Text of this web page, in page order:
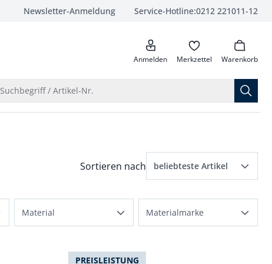
Newsletter-Anmeldung Service-Hotline:0212 221011-12
anrufen
Anmelden Merkzettel Warenkorb
Suchbegriff / Artikel-Nr.
Menü Sortierung: beliebteste Artikel
Sortieren nach beliebteste Artikel
Preis aufsteigend
Material Materialmarke
PREISLEISTUNG